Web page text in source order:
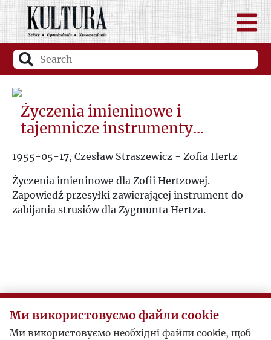
Życzenia imieninowe i
tajemnicze instrumenty...
1955-05-17, Czesław Straszewicz - Zofia Hertz
Życzenia imieninowe dla Zofii Hertzowej.
Zapowiedź przesyłki zawierającej instrument do
zabijania strusiów dla Zygmunta Hertza.
Ми використовуємо файли cookie
Ми використовуємо необхідні файли cookie, щоб